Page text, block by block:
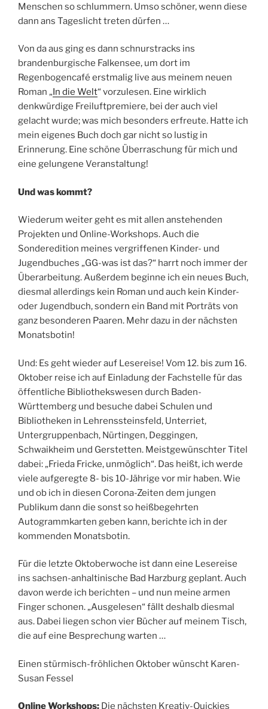
Menschen so schlummern. Umso schöner, wenn diese
dann ans Tageslicht treten dürfen …
Von da aus ging es dann schnurstracks ins
brandenburgische Falkensee, um dort im
Regenbogencafé erstmalig live aus meinem neuen
Roman „In die Welt“ vorzulesen. Eine wirklich
denkwürdige Freiluftpremiere, bei der auch viel
gelacht wurde; was mich besonders erfreute. Hatte ich
mein eigenes Buch doch gar nicht so lustig in
Erinnerung. Eine schöne Überraschung für mich und
eine gelungene Veranstaltung!
Und was kommt?
Wiederum weiter geht es mit allen anstehenden
Projekten und Online-Workshops. Auch die
Sonderedition meines vergriffenen Kinder- und
Jugendbuches „GG-was ist das?“ harrt noch immer der
Überarbeitung. Außerdem beginne ich ein neues Buch,
diesmal allerdings kein Roman und auch kein Kinder-
oder Jugendbuch, sondern ein Band mit Porträts von
ganz besonderen Paaren. Mehr dazu in der nächsten
Monatsbotin!
Und: Es geht wieder auf Lesereise! Vom 12. bis zum 16.
Oktober reise ich auf Einladung der Fachstelle für das
öffentliche Bibliothekswesen durch Baden-
Württemberg und besuche dabei Schulen und
Bibliotheken in Lehrenssteinsfeld, Unterriet,
Untergruppenbach, Nürtingen, Deggingen,
Schwaikheim und Gerstetten. Meistgewünschter Titel
dabei: „Frieda Fricke, unmöglich“. Das heißt, ich werde
viele aufgeregte 8- bis 10-Jährige vor mir haben. Wie
und ob ich in diesen Corona-Zeiten dem jungen
Publikum dann die sonst so heißbegehrten
Autogrammkarten geben kann, berichte ich in der
kommenden Monatsbotin.
Für die letzte Oktoberwoche ist dann eine Lesereise
ins sachsen-anhaltinische Bad Harzburg geplant. Auch
davon werde ich berichten – und nun meine armen
Finger schonen. „Ausgelesen“ fällt deshalb diesmal
aus. Dabei liegen schon vier Bücher auf meinem Tisch,
die auf eine Besprechung warten …
Einen stürmisch-fröhlichen Oktober wünscht Karen-
Susan Fessel
Online Workshops: Die nächsten Kreativ-Quickies